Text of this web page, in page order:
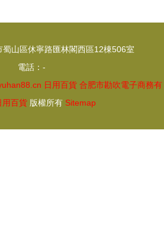
山區休寧路匯林閣西區12棟506室
電話：-
日用百貨 合肥市勘吹電子商務有
用百貨 版權所有 Sitemap